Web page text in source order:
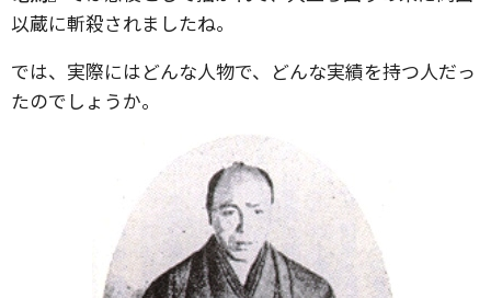
以蔵に斬殺されましたね。
では、実際にはどんな人物で、どんな実績を持つ人だっ
たのでしょうか。